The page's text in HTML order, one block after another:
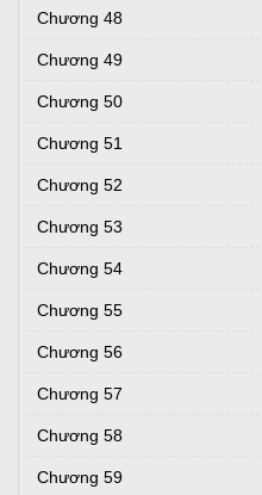
Chương 48
Chương 49
Chương 50
Chương 51
Chương 52
Chương 53
Chương 54
Chương 55
Chương 56
Chương 57
Chương 58
Chương 59